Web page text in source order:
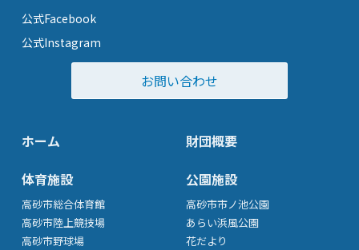
公式Facebook
公式Instagram
お問い合わせ
ホーム
財団概要
体育施設
高砂市総合体育館
高砂市陸上競技場
高砂市野球場
公園施設
高砂市市ノ池公園
あらい浜風公園
花だより